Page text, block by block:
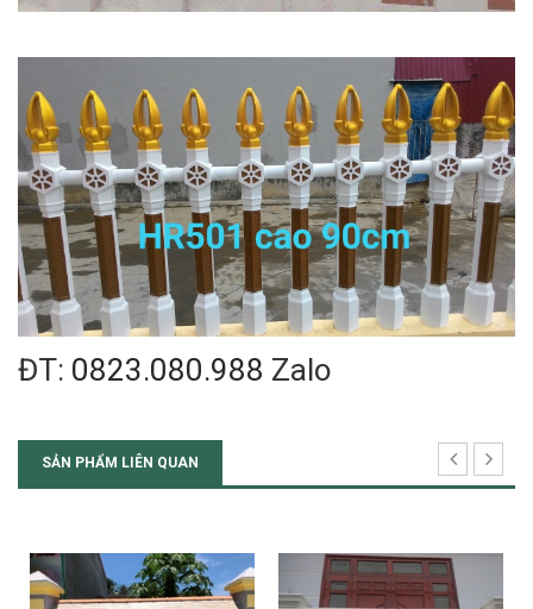
ĐT: 0823.080.988 Zalo
SẢN PHẨM LIÊN QUAN